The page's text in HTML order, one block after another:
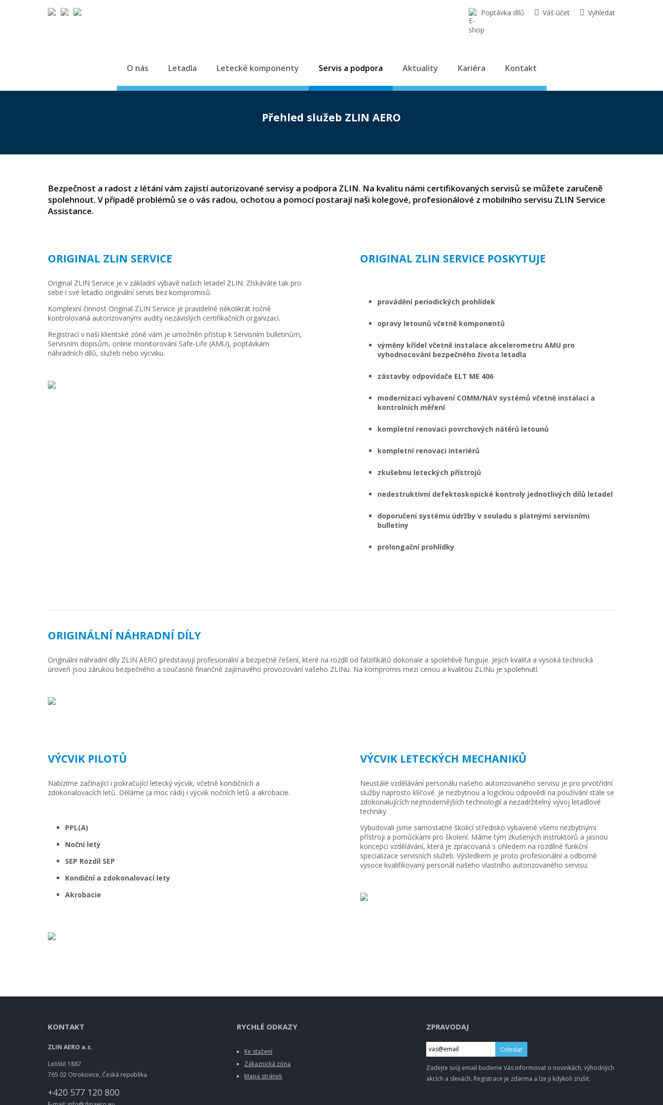
Poptávka dílů Váš účet Vyhledat
O nás Letadla Letecké komponenty Servis a podpora Aktuality Kariéra Kontakt
Přehled služeb ZLIN AERO
Bezpečnost a radost z létání vám zajistí autorizované servisy a podpora ZLIN. Na kvalitu námi certifikovaných servisů se můžete zaručeně
spolehnout. V případě problémů se o vás radou, ochotou a pomocí postarají naši kolegové, profesionálové z mobilního servisu ZLIN Service
Assistance.
ORIGINAL ZLIN SERVICE
Original ZLIN Service je v základní výbavě našich letadel ZLIN. Získáváte tak pro
sebe i své letadlo originální servis bez kompromisů.
Komplexní činnost Original ZLIN Service je pravidelně několikrát ročně
kontrolovaná autorizovanými audity nezávislých certifikačních organizací.
Registrací v naší klientské zóně vám je umožněn přístup k Servisním bulletinům,
Servisním dopisům, online monitorování Safe-Life (AMU), poptávkám
náhradních dílů, služeb nebo výcviku.
ORIGINAL ZLIN SERVICE POSKYTUJE
provádění periodických prohlídek
opravy letounů včetně komponentů
výměny křídel včetně instalace akcelerometru AMU pro
vyhodnocování bezpečného života letadla
zástavby odpovídače ELT ME 406
modernizaci vybavení COMM/NAV systémů včetně instalací a
kontrolních měření
kompletní renovaci povrchových nátěrů letounů
kompletní renovaci interiérů
zkušebnu leteckých přístrojů
nedestruktivní defektoskopické kontroly jednotlivých dílů letadel
doporučení systému údržby v souladu s platnými servisními
bulletiny
prolongační prohlídky
ORIGINÁLNÍ NÁHRADNÍ DÍLY
Originální náhradní díly ZLIN AERO představují profesionální a bezpečné řešení, které na rozdíl od falzifikátů dokonale a spolehlivě funguje. Jejich kvalita a vysoká technická
úroveň jsou zárukou bezpečného a současně finančně zajímavého provozování vašeho ZLINu. Na kompromis mezi cenou a kvalitou ZLINu je spolehnutí.
VÝCVIK PILOTŮ
Nabízíme začínající i pokračující letecký výcvik, včetně kondičních a
zdokonalovacích letů. Děláme (a moc rádi) i výcvik nočních letů a akrobacie.
PPL(A)
Noční lety
SEP Rozdíl SEP
Kondiční a zdokonalovací lety
Akrobacie
VÝCVIK LETECKÝCH MECHANIKŮ
Neustálé vzdělávání personálu našeho autorizovaného servisu je pro prvotřídní
služby naprosto klíčové. Je nezbytnou a logickou odpovědí na používání stále se
zdokonalujících nejmodernějších technologií a nezadržitelný vývoj letadlové
techniky.
Vybudovali jsme samostatné školicí středisko vybavené všemi nezbytnými
přístroji a pomůckami pro školení. Máme tým zkušených instruktorů a jasnou
koncepci vzdělávání, která je zpracovaná s ohledem na rozdílné funkční
specializace servisních služeb. Výsledkem je proto profesionální a odborně
vysoce kvalifikovaný personál našeho vlastního autorizovaného servisu.
KONTAKT
ZLIN AERO a.s.
Letiště 1887
765 02 Otrokovice, Česká republika
+420 577 120 800
RYCHLÉ ODKAZY
Ke stažení
Zákaznická zóna
Mapa stránek
ZPRAVODAJ
Odeslat
Zadejte svůj email budeme Vás informovat o novinkách, výhodných
akcích a slevách. Registrace je zdarma a lze ji kdykoli zrušit.